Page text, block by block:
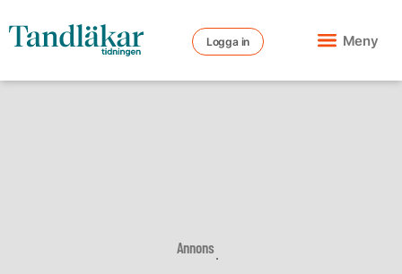
Logga in Meny
Annons